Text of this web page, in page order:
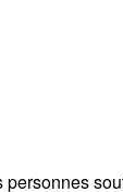
personnes